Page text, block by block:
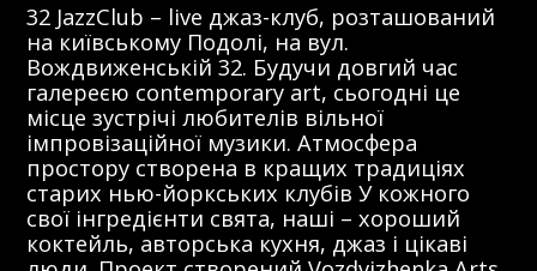
32 JazzClub – live джаз-клуб, розташований
на київському Подолі, на вул.
Вождвиженській 32. Будучи довгий час
галереєю contemporary art, сьогодні це
місце зустрічі любителів вільної
імпровізаційної музики. Атмосфера
простору створена в кращих традиціях
старих нью-йоркських клубів У кожного
свої інгредієнти свята, наші – хороший
коктейль, авторська кухня, джаз і цікаві